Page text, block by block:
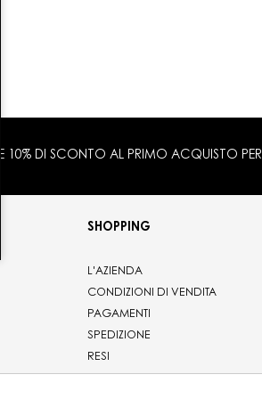
E 10% DI SCONTO AL PRIMO ACQUISTO
SHOPPING
L'AZIENDA
CONDIZIONI DI VENDITA
PAGAMENTI
SPEDIZIONE
RESI